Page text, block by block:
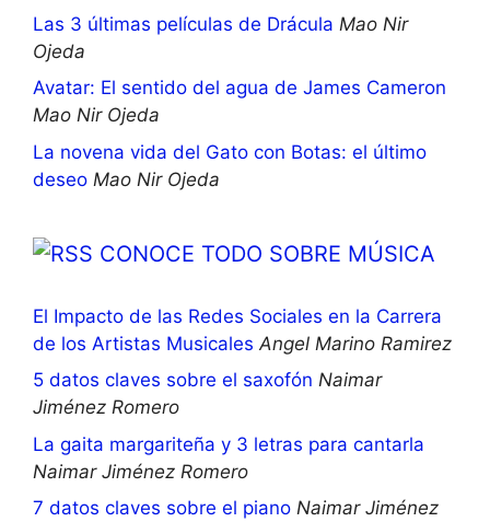
Las 3 últimas películas de Drácula Mao Nir
Ojeda
Avatar: El sentido del agua de James Cameron
Mao Nir Ojeda
La novena vida del Gato con Botas: el último
deseo Mao Nir Ojeda
CONOCE TODO SOBRE MÚSICA
El Impacto de las Redes Sociales en la Carrera
de los Artistas Musicales Angel Marino Ramirez
5 datos claves sobre el saxofón Naimar
Jiménez Romero
La gaita margariteña y 3 letras para cantarla
Naimar Jiménez Romero
7 datos claves sobre el piano Naimar Jiménez